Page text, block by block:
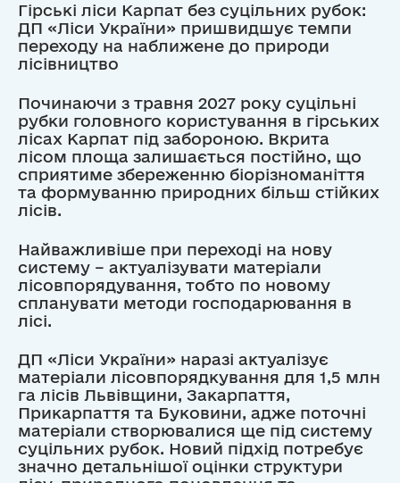
Гірські ліси Карпат без суцільних рубок:
ДП «Ліси України» пришвидшує темпи
переходу на наближене до природи
лісівництво
Починаючи з травня 2027 року суцільні
рубки головного користування в гірських
лісах Карпат під забороною. Вкрита
лісом площа залишається постійно, що
сприятиме збереженню біорізноманіття
та формуванню природних більш стійких
лісів.
Найважливіше при переході на нову
систему – актуалізувати матеріали
лісовпорядування, тобто по новому
спланувати методи господарювання в
лісі.
ДП «Ліси України» наразі актуалізує
матеріали лісовпорядкування для 1,5 млн
га лісів Львівщини, Закарпаття,
Прикарпаття та Буковини, адже поточні
матеріали створювалися ще під систему
суцільних рубок. Новий підхід потребує
значно детальнішої оцінки структури